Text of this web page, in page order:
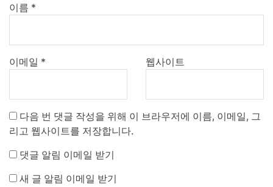
이름 *
이메일 * 웹사이트
다음 번 댓글 작성을 위해 이 브라우저에 이름, 이메일, 그
리고 웹사이트를 저장합니다.
댓글 알림 이메일 받기
새 글 알림 이메일 받기